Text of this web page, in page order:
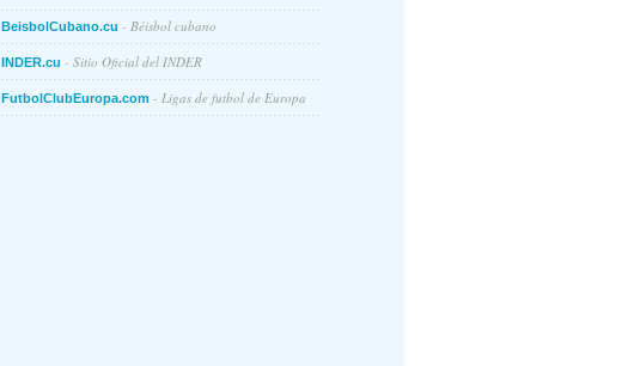
BeisbolCubano.cu - Béisbol cubano
INDER.cu - Sitio Oficial del INDER
FutbolClubEuropa.com - Ligas de futbol de Europa